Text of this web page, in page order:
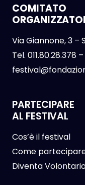
COMITATO
Via Giannone, 3 –
Tel. 011.80.28.378 –
PARTECIPARE
AL FESTIVAL
Cos’è il festival
Come
Diventa